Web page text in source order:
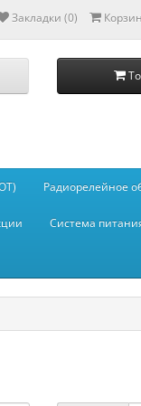
Закладки (0)
Радиорелейное
Система